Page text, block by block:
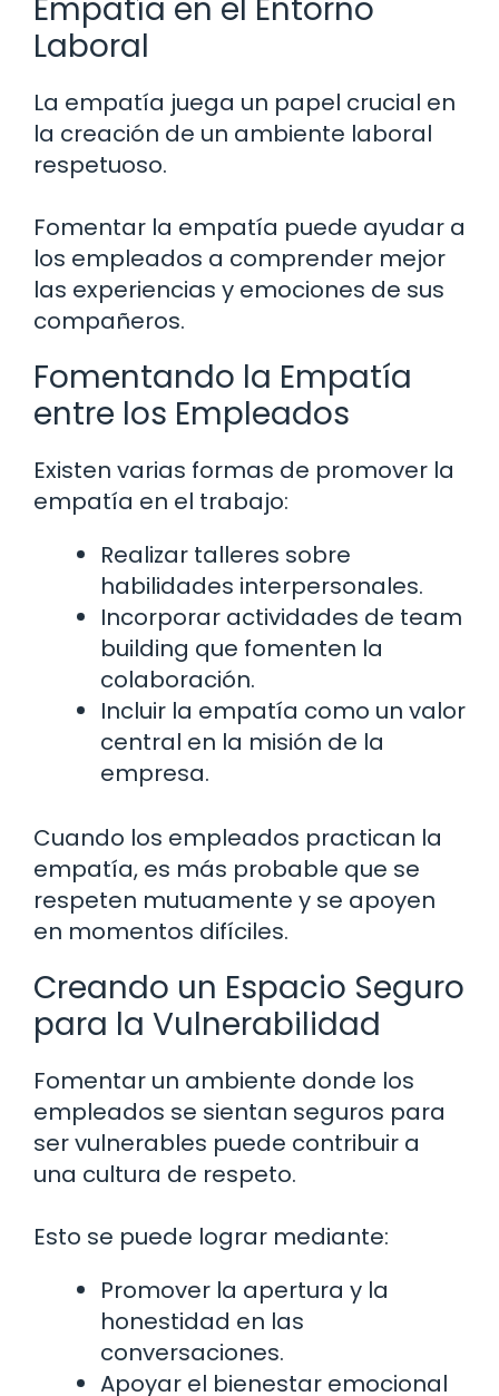
Empatía en el Entorno
Laboral
La empatía juega un papel crucial en
la creación de un ambiente laboral
respetuoso.
Fomentar la empatía puede ayudar a
los empleados a comprender mejor
las experiencias y emociones de sus
compañeros.
Fomentando la Empatía
entre los Empleados
Existen varias formas de promover la
empatía en el trabajo:
Realizar talleres sobre
habilidades interpersonales.
Incorporar actividades de team
building que fomenten la
colaboración.
Incluir la empatía como un valor
central en la misión de la
empresa.
Cuando los empleados practican la
empatía, es más probable que se
respeten mutuamente y se apoyen
en momentos difíciles.
Creando un Espacio Seguro
para la Vulnerabilidad
Fomentar un ambiente donde los
empleados se sientan seguros para
ser vulnerables puede contribuir a
una cultura de respeto.
Esto se puede lograr mediante:
Promover la apertura y la
honestidad en las
conversaciones.
Apoyar el bienestar emocional